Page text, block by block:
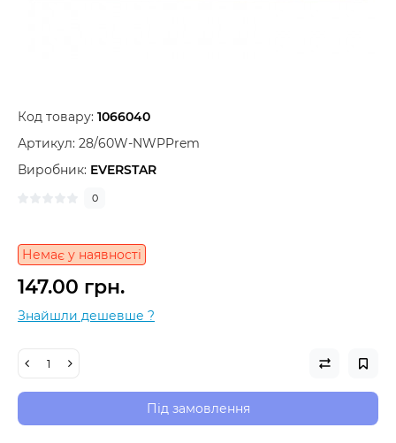
Код товару: 1066040
Артикул: 28/60W-NWPPrem
Виробник: EVERSTAR
0
Немає у наявності
147.00 грн.
Знайшли дешевше ?
Під замовлення